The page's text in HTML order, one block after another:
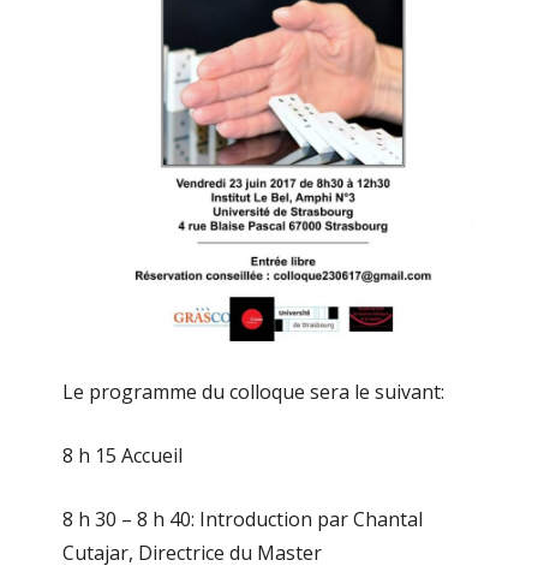
Le programme du colloque sera le suivant:
8 h 15 Accueil
8 h 30 – 8 h 40: Introduction par Chantal
Cutajar, Directrice du Master